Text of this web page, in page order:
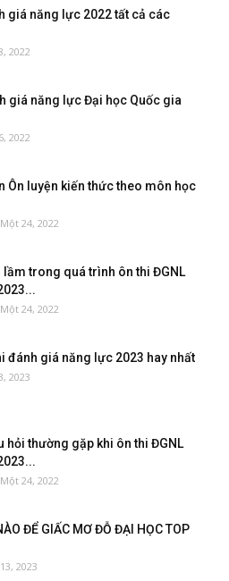
giá năng lực 2022 tất cả các
2022
giá năng lực Đại học Quốc gia
2022
Ôn luyện kiến thức theo môn học
24, 2022
lầm trong quá trình ôn thi ĐGNL
24, 2022
đánh giá năng lực 2023 hay nhất
2023
hỏi thường gặp khi ôn thi ĐGNL
24, 2022
ĐỂ GIẤC MƠ ĐỖ ĐẠI HỌC TOP
2023